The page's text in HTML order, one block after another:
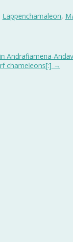
Lappenchamäleon,
Andrafiamena-
chameleons[:] →